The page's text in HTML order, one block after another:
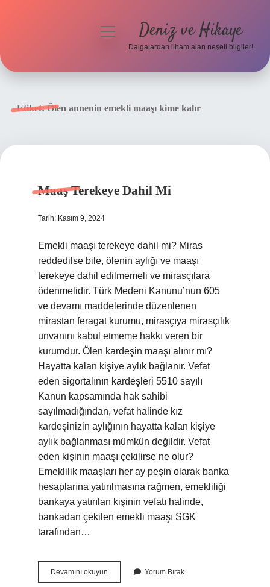
menüyü
Deniz ve Hikaye
Dalgalardan ilham alan neşeli bilgiler!
Etiket:Ölen annenin emekli maaşı kime kalır
Maaş Terekeye Dahil Mi
Tarih: Kasım 9, 2024
Emekli maaşı terekeye dahil mi? Miras
reddedilse bile, ölenin aylığı ve maaşı
terekeye dahil edilmemeli ve mirasçılara
ödenmelidir. Türk Medeni Kanunu’nun 605
ve devamı maddelerinde düzenlenen
mirastan feragat kurumu, mirasçıya mirasçılık
unvanını kabul etmeme hakkı veren bir
kurumdur. Ölen kardeşin maaşı alınır mı?
Hayatta kalan kişiye aylık bağlanır. Vefat
eden sigortalının kardeşleri 5510 sayılı
Kanun kapsamında hak sahibi
sayılmadığından, vefat halinde kız
kardeşinizin aylığının hayatta kalan kişiye
aylık bağlanması mümkün değildir. Vefat
eden kişinin maaşı çekilirse ne olur?
Emeklilik maaşları her ay peşin olarak banka
hesaplarına yatırılmasına rağmen, emekliliği
bankaya yatırılan kişinin vefatı halinde,
bankadan çekilen emekli maaşı SGK
tarafından…
Devamını okuyun
Terekeye
Yorum Bırak